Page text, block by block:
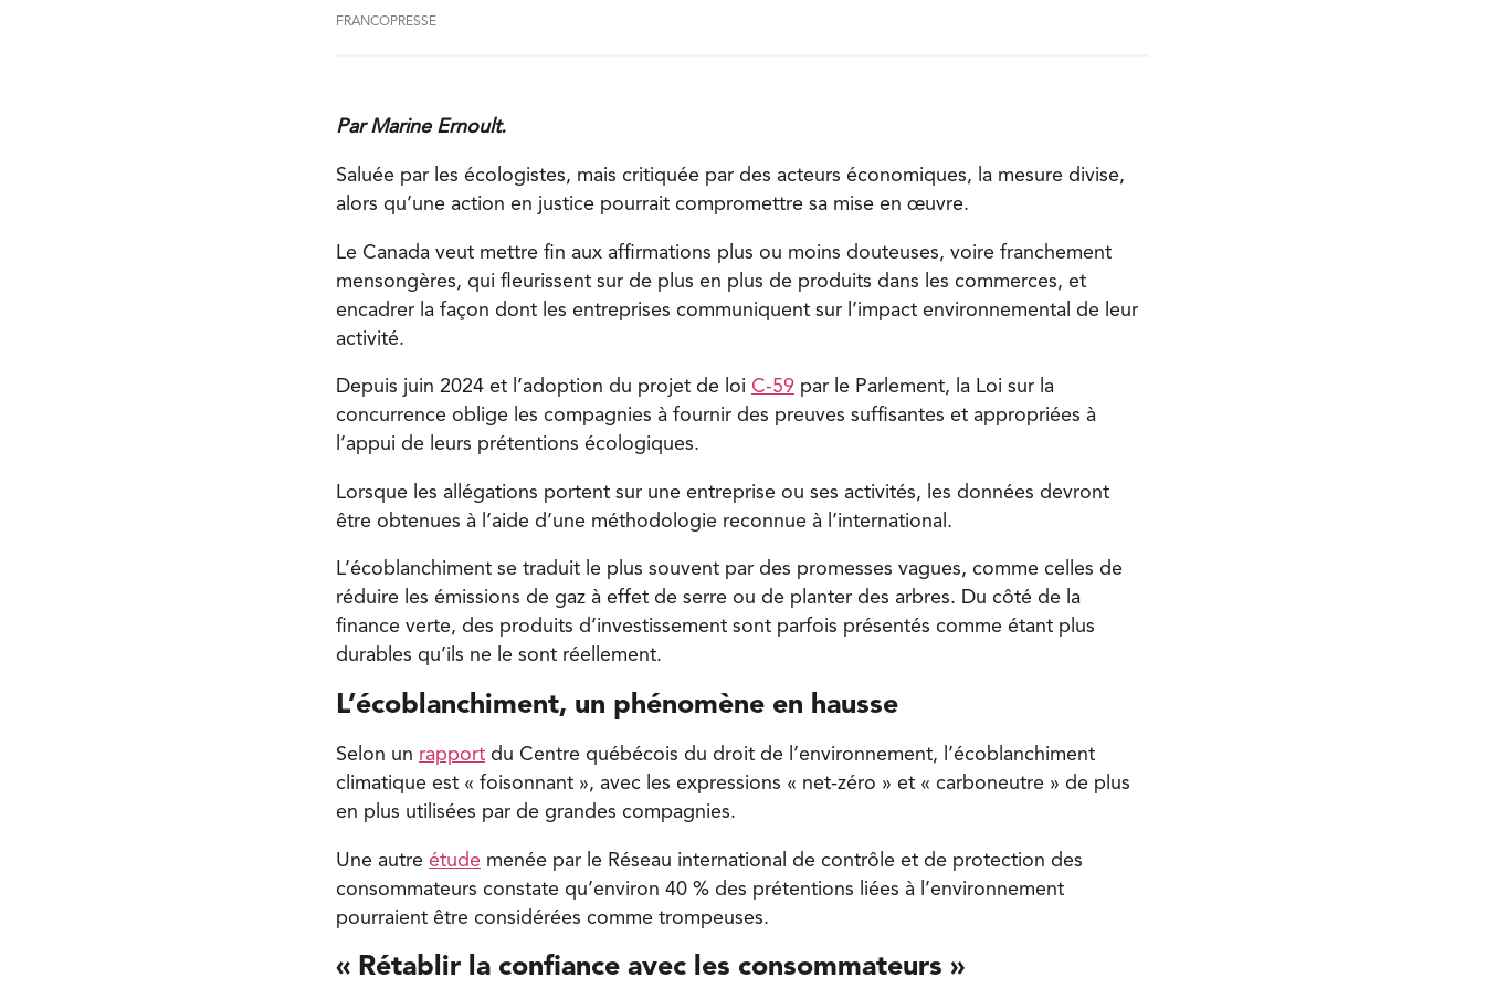
FRANCOPRESSE
Par Marine Ernoult.
Saluée par les écologistes, mais critiquée par des acteurs économiques, la mesure divise,
alors qu’une action en justice pourrait compromettre sa mise en œuvre.
Le Canada veut mettre fin aux affirmations plus ou moins douteuses, voire franchement
mensongères, qui fleurissent sur de plus en plus de produits dans les commerces, et
encadrer la façon dont les entreprises communiquent sur l’impact environnemental de leur
activité.
Depuis juin 2024 et l’adoption du projet de loi C-59 par le Parlement, la Loi sur la
concurrence oblige les compagnies à fournir des preuves suffisantes et appropriées à
l’appui de leurs prétentions écologiques.
Lorsque les allégations portent sur une entreprise ou ses activités, les données devront
être obtenues à l’aide d’une méthodologie reconnue à l’international.
L’écoblanchiment se traduit le plus souvent par des promesses vagues, comme celles de
réduire les émissions de gaz à effet de serre ou de planter des arbres. Du côté de la
finance verte, des produits d’investissement sont parfois présentés comme étant plus
durables qu’ils ne le sont réellement.
L’écoblanchiment, un phénomène en hausse
Selon un rapport du Centre québécois du droit de l’environnement, l’écoblanchiment
climatique est « foisonnant », avec les expressions « net-zéro » et « carboneutre » de plus
en plus utilisées par de grandes compagnies.
Une autre étude menée par le Réseau international de contrôle et de protection des
consommateurs constate qu’environ 40 % des prétentions liées à l’environnement
pourraient être considérées comme trompeuses.
« Rétablir la confiance avec les consommateurs »